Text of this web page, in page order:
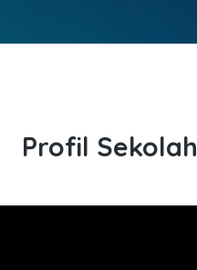
Profil Sekolah